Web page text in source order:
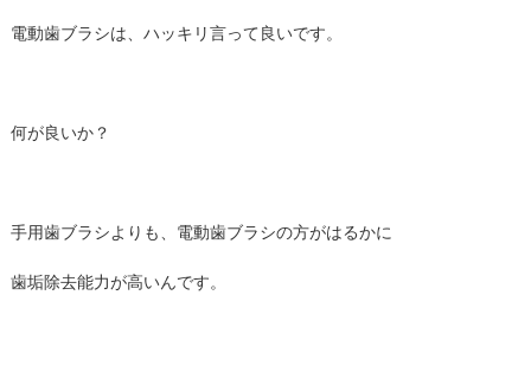
電動歯ブラシは、ハッキリ言って良いです。
何が良いか？
手用歯ブラシよりも、電動歯ブラシの方がはるかに
歯垢除去能力が高いんです。